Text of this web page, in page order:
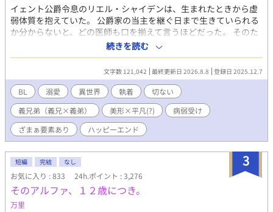
イェント公爵令息のリエル・シャイデンは、生まれたときから虚
弱体質を抱えていた。 公爵家の当主を継ぐ日まで生きていられる
か分からないと、どの医師も口を揃えて言うほどだった。 そのた
め、リエルの代わりに当主を継ぐべく、分家筋から養子をとるこ
とになった。そうしてリエルの前に表れたのがアウレールだっ
た。 アウレールはリエルに献身的に寄り添い、懸命の看病にあた
った。 その甲斐あって、リエルは奇跡の回復を果たした。 そし
て、リエルは、誰よりも自分の生存を諦めなかった義兄の虜にな
った。 義兄は容姿も能力も完全無欠で、公爵家の次期当主として
文句のつけようがない逸材だった。 そんな義兄に憧れ、その後を
追って、難関の王立学院に合格を果たしたリエルだったが、入学
直前のある日、現公爵の父に「跡継ぎをアウレールからお前に戻
ロマンス
続きを読む
文字数 121,042 最終更新日 2026.8.8 登録日 2025.12.7
BL 溺愛 異世界 執着
切ない
義兄弟（義兄×義弟）
美形×平凡(?)
病弱受け
ざまぁ要素あり
ハッピーエンド
3
短編 完結 なし
お気に入り : 833 24h.ポイント : 3,276
そのアルファ、１２歳につき。
万里